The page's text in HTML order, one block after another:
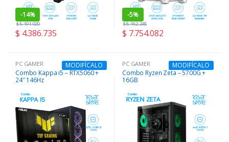
-14%
$ 4.386.735
$5.101.020
-5%
$ 7.754.082
$8.162.245
PC GAMER
Combo Kappa i5 – RTX5060 +
24″ 146Hz
MODIFÍCALO PC GAMER
Combo Ryzen Zeta – 5700G +
16GB
MODIFÍCALO